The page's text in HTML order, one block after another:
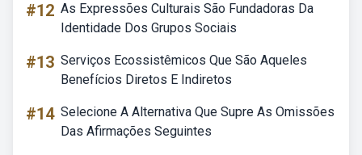
#12 As Expressões Culturais São Fundadoras Da
Identidade Dos Grupos Sociais
#13 Serviços Ecossistêmicos Que São Aqueles
Benefícios Diretos E Indiretos
#14 Selecione A Alternativa Que Supre As Omissões
Das Afirmações Seguintes